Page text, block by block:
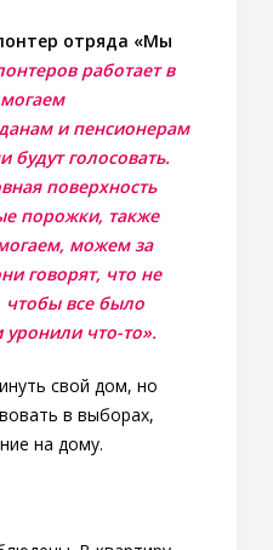
отряда «Мы
работает в
и пенсионерам
будут голосовать.
поверхность
порожки, также
можем за
говорят, что не
чтобы все было
что-то».
свой дом, но
в выборах,
на дому.